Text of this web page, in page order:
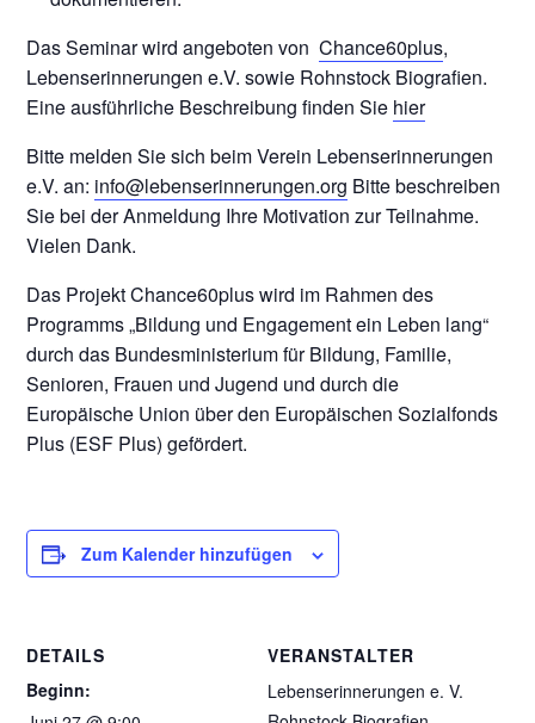
Das Seminar wird angeboten vonChance60plus,
Lebenserinnerungen e.V. sowie Rohnstock Biografien.
Eine ausführliche Beschreibung finden Sie hier
Bitte melden Sie sich beim Verein Lebenserinnerungen
e.V. an: info@lebenserinnerungen.org Bitte beschreiben
Sie bei der Anmeldung Ihre Motivation zur Teilnahme.
Vielen Dank.
Das Projekt Chance60plus wird im Rahmen des
Programms „Bildung und Engagement ein Leben lang“
durch das Bundesministerium für Bildung, Familie,
Senioren, Frauen und Jugend und durch die
Europäische Union über den Europäischen Sozialfonds
Plus (ESF Plus) gefördert.
Zum Kalender hinzufügen
DETAILS
Beginn:
VERANSTALTER
Lebenserinnerungen e. V.